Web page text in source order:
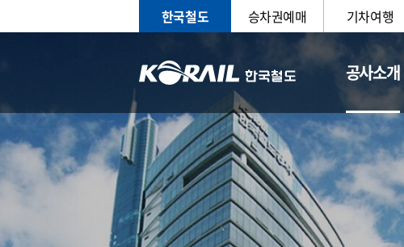
한국철도 승차권예매 기차여행
공사소개
CEO 일반현황